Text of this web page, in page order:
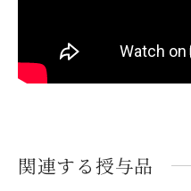
関連する授与品